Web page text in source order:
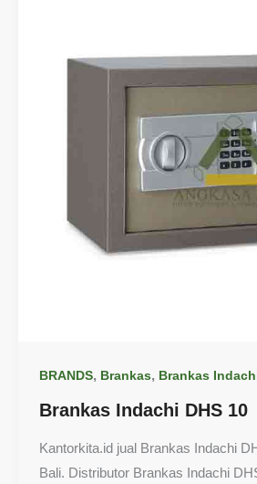
BRANDS, Brankas, Brankas
Brankas Indachi DHS 10
Kantorkita.id jual Brankas Indachi
Bali. Distributor Brankas Indachi